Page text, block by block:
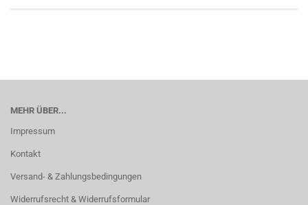
MEHR ÜBER...
Impressum
Kontakt
Versand- & Zahlungsbedingungen
Widerrufsrecht & Widerrufsformular